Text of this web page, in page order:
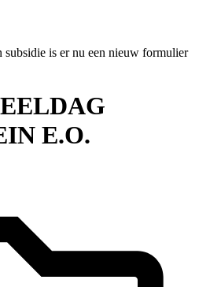
subsidie is er nu een nieuw formulier
E.O.